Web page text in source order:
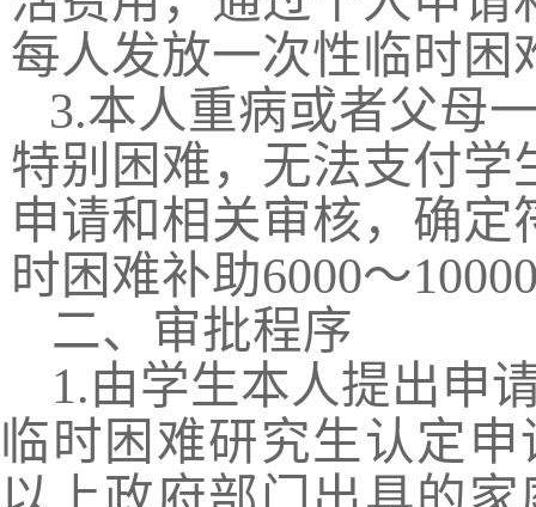
每人发放一次性临时困
3.本人重病或者父母
特别困难，无法支付
申请和相关审核，确
时困难补助6000～
二、审批程序
1.由学生本人提出申
临时困难研究生认定